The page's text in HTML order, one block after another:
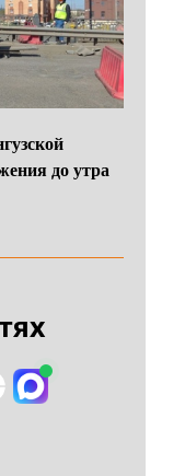
до утра